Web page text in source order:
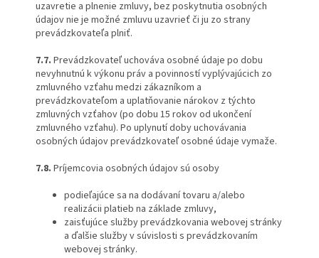
uzavretie a plnenie zmluvy, bez poskytnutia osobných
údajov nie je možné zmluvu uzavrieť či ju zo strany
prevádzkovateľa plniť.
7.7. Prevádzkovateľ uchováva osobné údaje po dobu
nevyhnutnú k výkonu práv a povinností vyplývajúcich zo
zmluvného vzťahu medzi zákazníkom a
prevádzkovateľom a uplatňovanie nárokov z týchto
zmluvných vzťahov (po dobu 15 rokov od ukončení
zmluvného vzťahu). Po uplynutí doby uchovávania
osobných údajov prevádzkovateľ osobné údaje vymaže.
7.8. Príjemcovia osobných údajov sú osoby
podieľajúce sa na dodávaní tovaru a/alebo
realizácii platieb na základe zmluvy,
zaisťujúce služby prevádzkovania webovej stránky
a ďalšie služby v súvislosti s prevádzkovaním
webovej stránky.